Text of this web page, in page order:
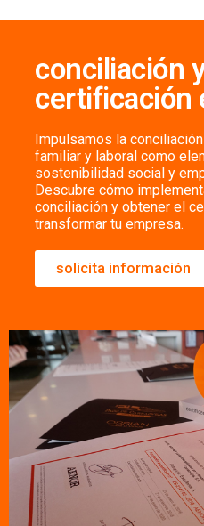
conciliación y
certificación
Impulsamos la
familiar y laboral como
sostenibilidad social y
Descubre cómo
conciliación y obtener el
transformar tu empresa.
solicita información